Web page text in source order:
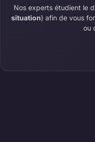
Nos experts étudient le
situation) afin de vous
ou